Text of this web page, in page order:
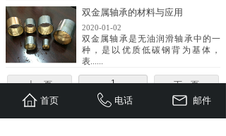
双金属轴承的材料与应用
2020-01-02
双金属轴承是无油润滑轴承中的一
种，是以优质低碳钢背为基体，
表......
上一页 1 下一页
共 3 条 共 1 页
首页 电话 邮件